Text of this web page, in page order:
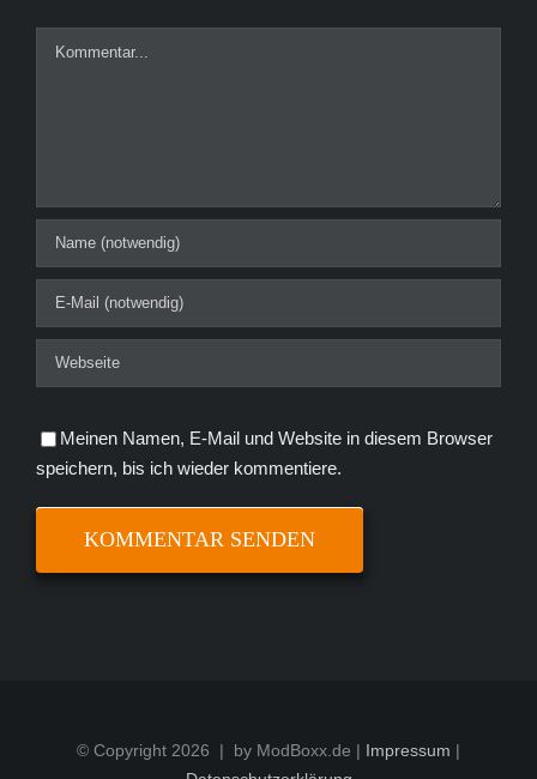
Kommentar
Meinen Namen, E-Mail und Website in diesem Browser
speichern, bis ich wieder kommentiere.
© Copyright 2026 | by ModBoxx.de | Impressum |